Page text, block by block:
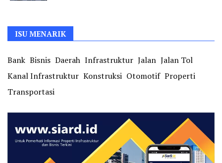
ISU MENARIK
Bank Bisnis Daerah Infrastruktur Jalan Jalan Tol
Kanal Infrastruktur Konstruksi Otomotif Properti
Transportasi